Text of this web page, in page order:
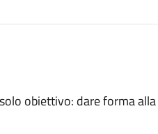
obiettivo: dare forma alla